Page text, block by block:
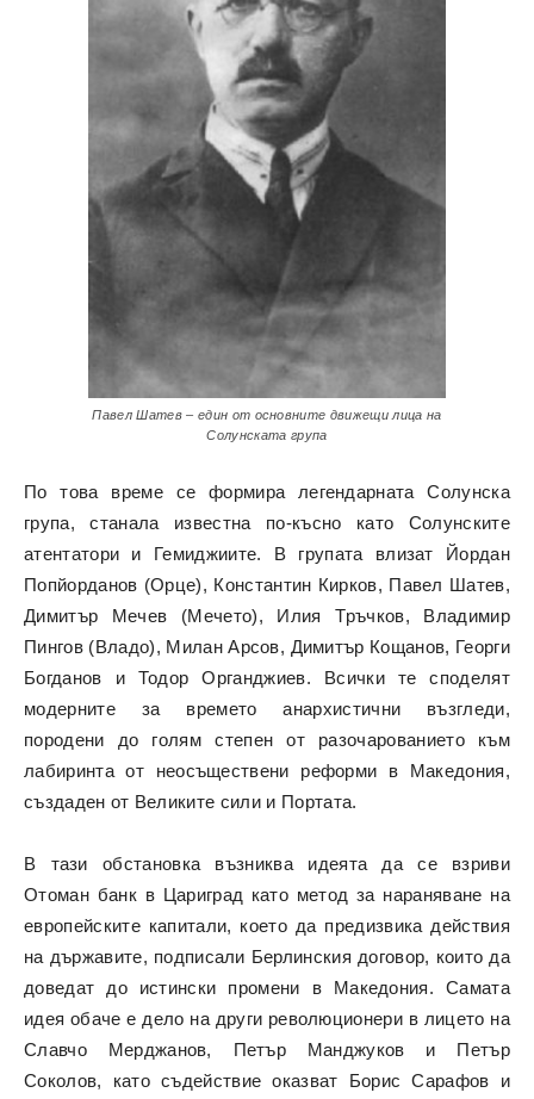
Павел Шатев – един от основните движещи лица на
Солунската група
По това време се формира легендарната Солунска
група, станала известна по-късно като Солунските
атентатори и Гемиджиите. В групата влизат Йордан
Попйорданов (Орце), Константин Кирков, Павел Шатев,
Димитър Мечев (Мечето), Илия Тръчков, Владимир
Пингов (Владо), Милан Арсов, Димитър Кощанов, Георги
Богданов и Тодор Органджиев. Всички те споделят
модерните за времето анархистични възгледи,
породени до голям степен от разочарованието към
лабиринта от неосъществени реформи в Македония,
създаден от Великите сили и Портата.
В тази обстановка възниква идеята да се взриви
Отоман банк в Цариград като метод за нараняване на
европейските капитали, което да предизвика действия
на държавите, подписали Берлинския договор, които да
доведат до истински промени в Македония. Самата
идея обаче е дело на други революционери в лицето на
Славчо Мерджанов, Петър Манджуков и Петър
Соколов, като съдействие оказват Борис Сарафов и